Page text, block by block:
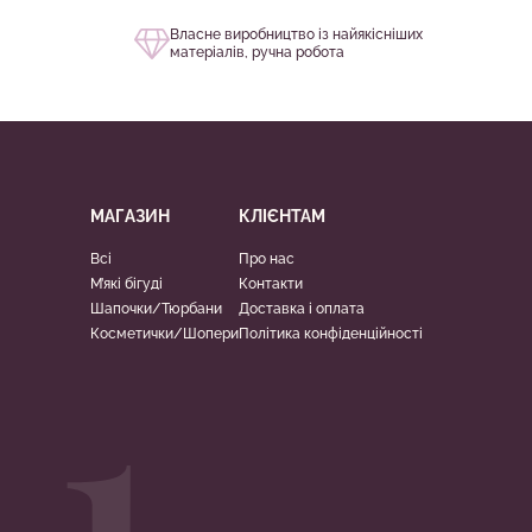
Власне виробництво із найякісніших
матеріалів, ручна робота
МАГАЗИН
Всі
М’які бігуді
Шапочки/Тюрбани
Косметички/Шопери
КЛІЄНТАМ
Про нас
Контакти
Доставка і оплата
Політика конфіденційності